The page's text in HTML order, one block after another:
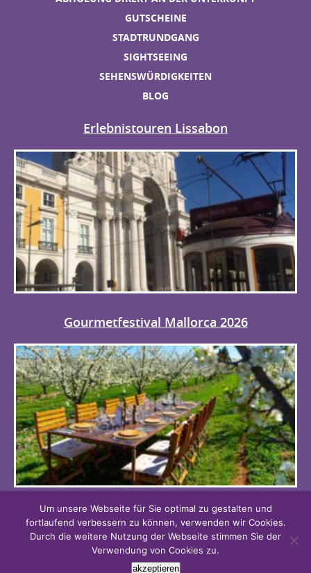
GUTSCHEINE
STADTRUNDGANG
SIGHTSEEING
SEHENSWÜRDIGKEITEN
BLOG
Erlebnistouren Lissabon
Gourmetfestival Mallorca 2026
AGB
DATENSCHUTZ
IMPRESSUM
Um unsere Webseite für Sie optimal zu gestalten und
fortlaufend verbessern zu können, verwenden wir Cookies.
Durch die weitere Nutzung der Webseite stimmen Sie der
Verwendung von Cookies zu.
akzeptieren